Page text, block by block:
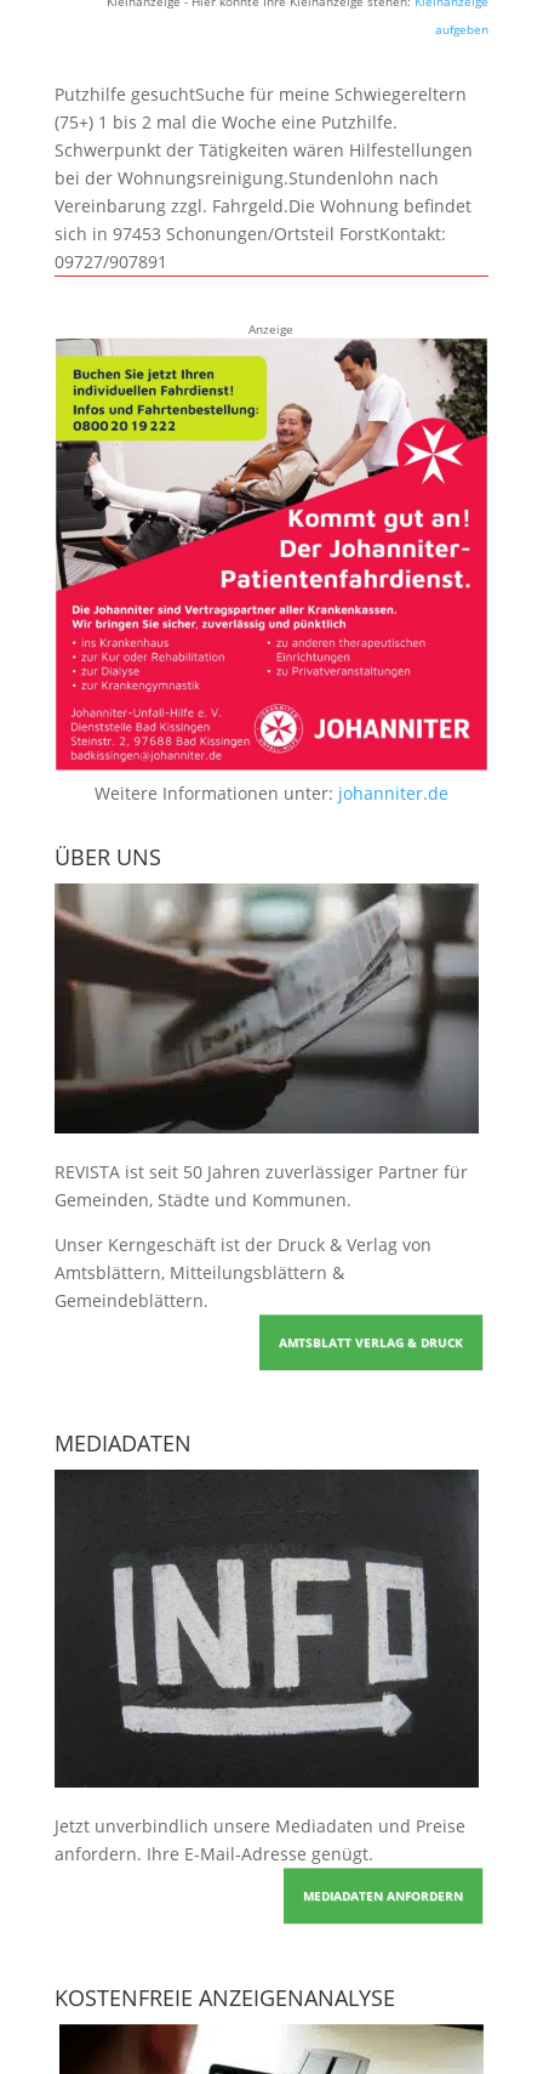
aufgeben
Putzhilfe gesuchtSuche für meine Schwiegereltern
(75+) 1 bis 2 mal die Woche eine Putzhilfe.
Schwerpunkt der Tätigkeiten wären Hilfestellungen
bei der Wohnungsreinigung.Stundenlohn nach
Vereinbarung zzgl. Fahrgeld.Die Wohnung befindet
sich in 97453 Schonungen/Ortsteil ForstKontakt:
09727/907891
Anzeige
Weitere Informationen unter: johanniter.de
ÜBER UNS
REVISTA ist seit 50 Jahren zuverlässiger Partner für
Gemeinden, Städte und Kommunen.
Unser Kerngeschäft ist der Druck & Verlag von
Amtsblättern, Mitteilungsblättern &
Gemeindeblättern.
AMTSBLATT VERLAG & DRUCK
MEDIADATEN
Jetzt unverbindlich unsere Mediadaten und Preise
anfordern. Ihre E-Mail-Adresse genügt.
MEDIADATEN ANFORDERN
KOSTENFREIE ANZEIGENANALYSE